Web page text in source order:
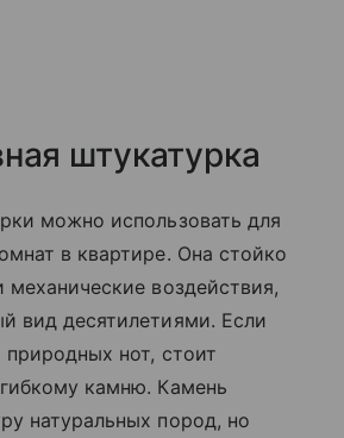
штукатурка
можно использовать для
в квартире. Она стойко
механические воздействия,
вид десятилетиями. Если
природных нот, стоит
камню. Камень
натуральных пород, но